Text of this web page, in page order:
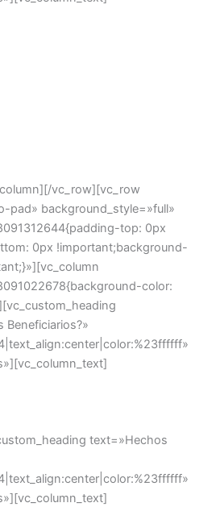
vc_row][vc_row
pad» background_style=»full»
top: 0px
0px !important;background-
color:
Beneficiarios?»
text=»Hechos